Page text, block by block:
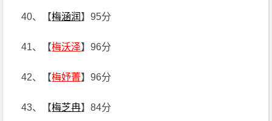
40、【梅涵润 】95分
41、【梅沃泽】96分
42、【梅妤菁】96分
43、【梅芝冉】84分